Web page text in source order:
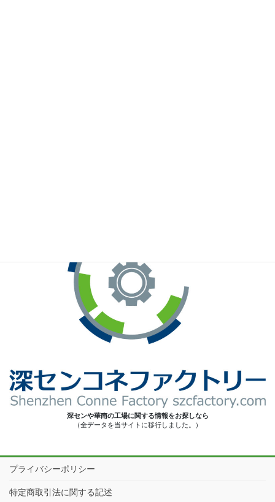
深センや華南の工場に関する情報をお探しなら
（全データを当サイトに移行しました。）
プライバシーポリシー
特定商取引法に関する記述